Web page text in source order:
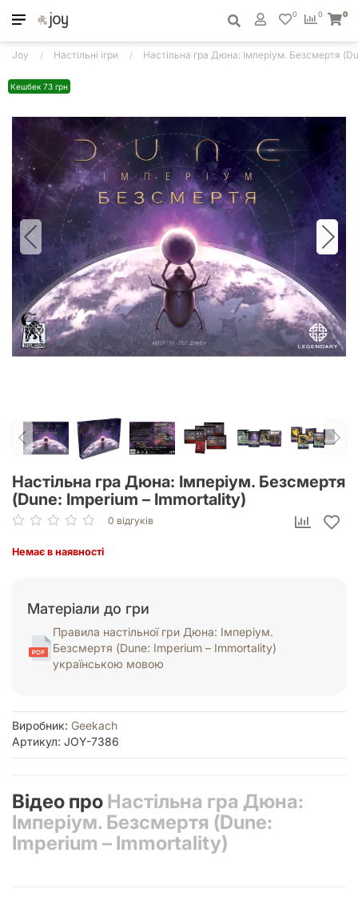
0
0 0
Joy Настільні ігри Настільна гра Дюна: Імперіум. Безсмертя
Кешбек 73 грн
Настільна гра Дюна: Імперіум. Безсмертя
(Dune: Imperium – Immortality)
0 відгуків
Немає в наявності
Матеріали до гри
Правила настільної гри Дюна: Імперіум.
Безсмертя (Dune: Imperium – Immortality)
українською мовою
Виробник: Geekach
Артикул: JOY-7386
Відео про Настільна гра Дюна:
Імперіум. Безсмертя (Dune:
Imperium – Immortality)